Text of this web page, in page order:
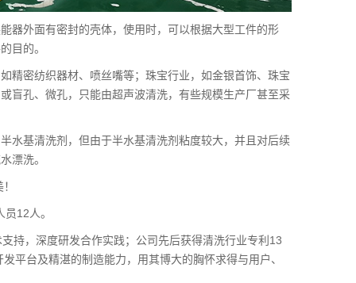
器外面有密封的壳体，使用时，可以根据大型工件的形
目的。
精密纺织器材、喷丝嘴等；珠宝行业，如金银首饰、珠宝
盲孔、微孔，只能由超声波清洗，有些规模生产厂甚至采
水基清洗剂，但由于半水基清洗剂粘度较大，并且对后续
漂洗。
12人。
持，深度研发合作实践；公司先后获得清洗行业专利13
平台及精湛的制造能力，用其博大的胸怀求得与用户、